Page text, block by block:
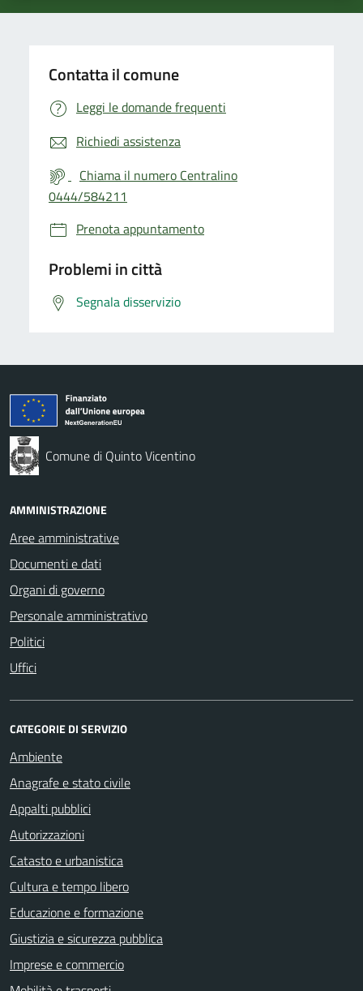
Contatta il comune
Leggi le domande frequenti
Richiedi assistenza
Chiama il numero Centralino
0444/584211
Prenota appuntamento
Problemi in città
Segnala disservizio
Comune di Quinto Vicentino
AMMINISTRAZIONE
Aree amministrative
Documenti e dati
Organi di governo
Personale amministrativo
Politici
Uffici
CATEGORIE DI SERVIZIO
Ambiente
Anagrafe e stato civile
Appalti pubblici
Autorizzazioni
Catasto e urbanistica
Cultura e tempo libero
Educazione e formazione
Giustizia e sicurezza pubblica
Imprese e commercio